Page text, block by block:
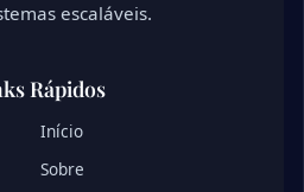
escaláveis.
Rápidos
Início
Sobre